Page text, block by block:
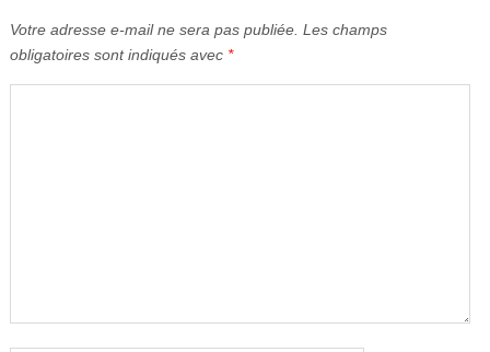
Votre adresse e-mail ne sera pas publiée. Les champs
obligatoires sont indiqués avec *